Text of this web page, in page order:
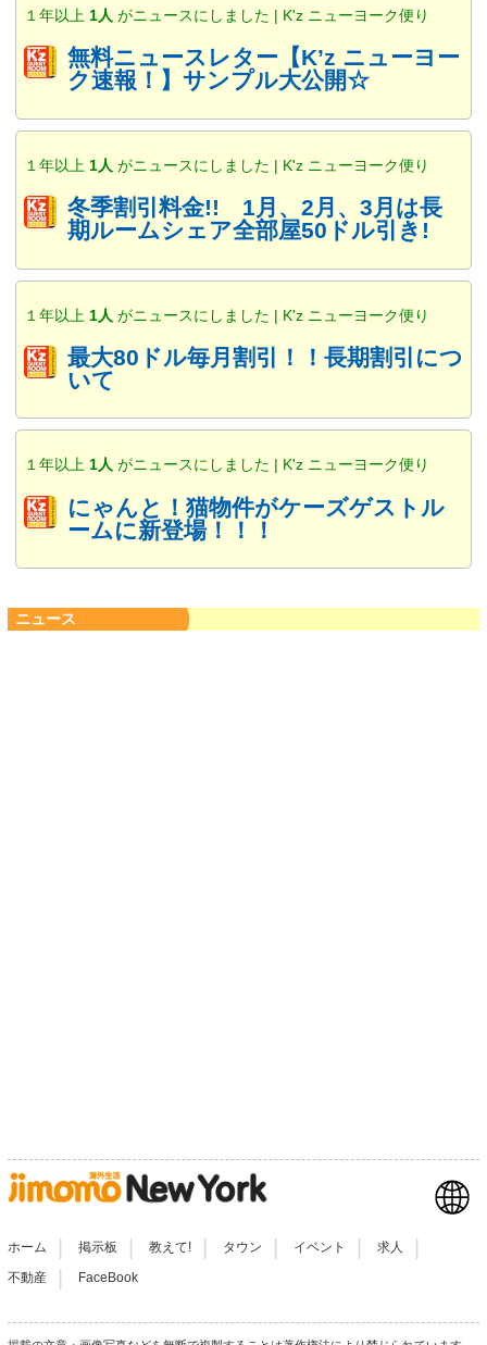
１年以上 1人 がニュースにしました | K'z ニューヨーク便り
無料ニュースレター【K’z ニューヨー
ク速報！】サンプル大公開☆
１年以上 1人 がニュースにしました | K'z ニューヨーク便り
冬季割引料金!! 1月、2月、3月は長
期ルームシェア全部屋50ドル引き!
１年以上 1人 がニュースにしました | K'z ニューヨーク便り
最大80ドル毎月割引！！長期割引につ
いて
１年以上 1人 がニュースにしました | K'z ニューヨーク便り
にゃんと！猫物件がケーズゲストル
ームに新登場！！！
ニュース
ホーム 掲示板 教えて! タウン イベント 求人
不動産 | FaceBook